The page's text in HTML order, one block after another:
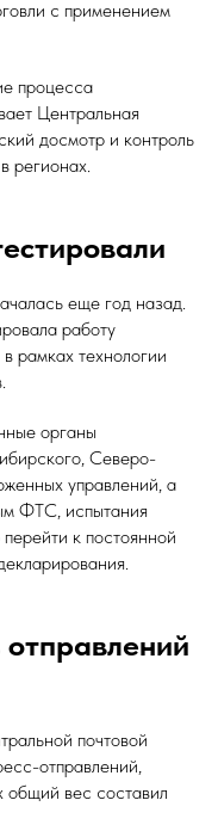
с применением
процесса
Центральная
досмотр и контроль
регионах.
еще год назад.
работу
технологии
органы
Северо-
управлений, а
ФТС, испытания
к постоянной
почтовой
отправлений,
вес составил